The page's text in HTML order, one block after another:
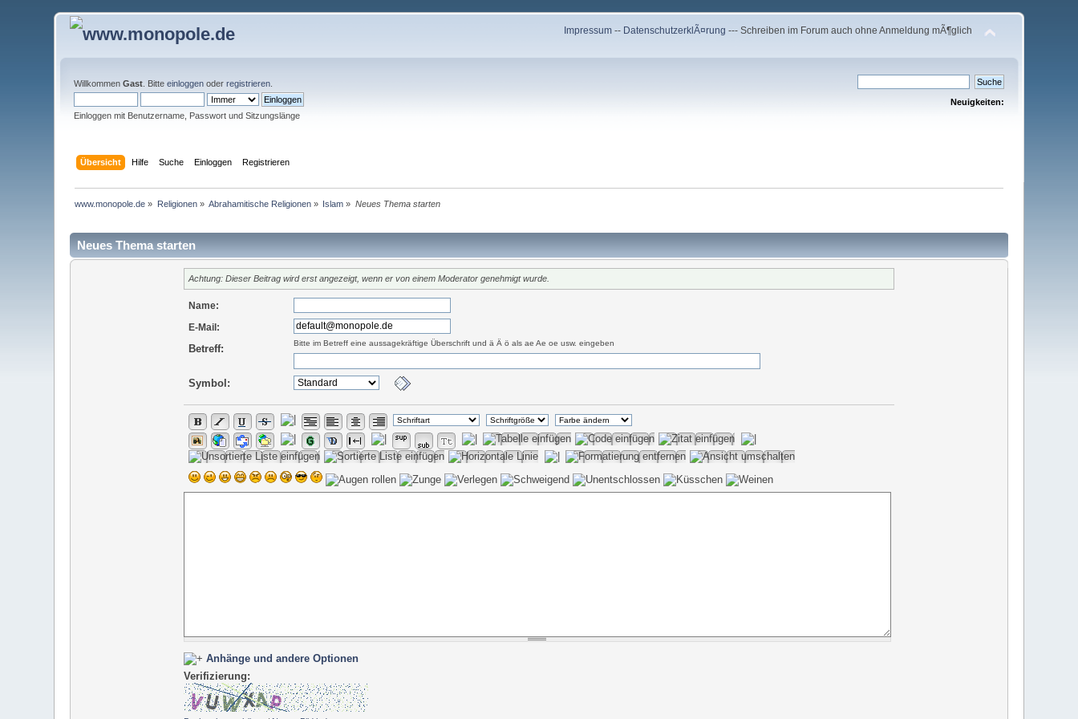
Impressum -- DatenschutzerklÃ¤rung --- Schreiben im Forum auch ohne Anmeldung mÃ¶glich
WillkommenGast . Bitteeinloggen oderregistrieren
Einloggen mit Benutzername, Passwort und Sitzungslänge
Neuigkeiten:
Übersicht Hilfe Suche Einloggen Registrieren
www.monopole.de » Religionen» Abrahamitische Religionen » Islam » Neues Thema starten
Neues Thema starten
Achtung: Dieser Beitrag wird erst angezeigt, wenn er von einem Moderator genehmigt wurde.
Name:
E-Mail:
Bitte im Betreff eine aussagekräftige Überschrift und ä Ä ö als ae Ae oe usw. eingeben
Betreff:
Symbol:
Anhänge und andere Optionen
Verifizierung: